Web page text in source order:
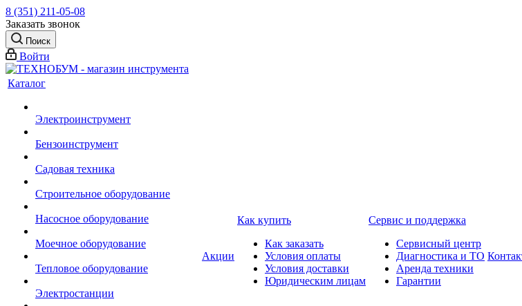
8 (351) 211-05-08
Заказать звонок
Поиск
Войти
Каталог
Электроинструмент
Бензоинструмент
Садовая техника
Строительное оборудование
Насосное оборудование
Моечное оборудование
Тепловое оборудование
Электростанции
Акции
Как купить
Как заказать
Условия оплаты
Условия доставки
Юридическим лицам
Сервис и поддержка
Сервисный центр
Диагностика и ТО
Аренда техники
Гарантии